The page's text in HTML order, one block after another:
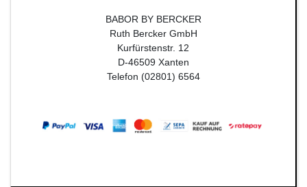
BABOR BY BERCKER
Ruth Bercker GmbH
Kurfürstenstr. 12
D-46509 Xanten
Telefon (02801) 6564